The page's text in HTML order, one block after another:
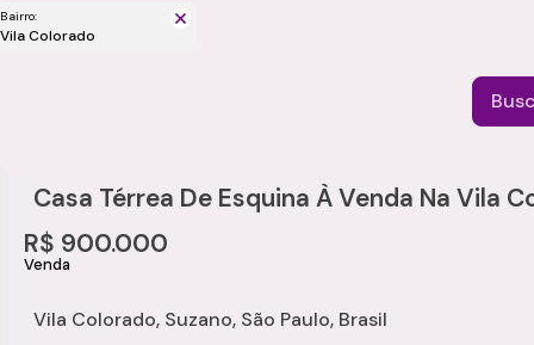
Bairro:
Vila Colorado
Casa Térrea De Esquina À Venda Na Vila
R$ 900.000
Vila Colorado, Suzano, São Paulo, Brasil